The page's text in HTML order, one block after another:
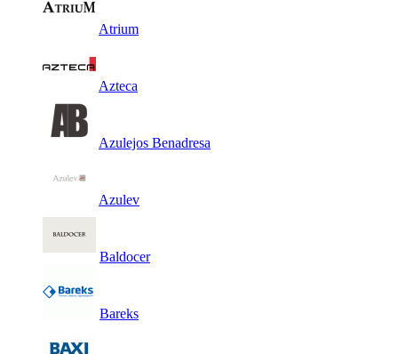
Atrium
Azteca
Azulejos Benadresa
Azulev
Baldocer
Bareks